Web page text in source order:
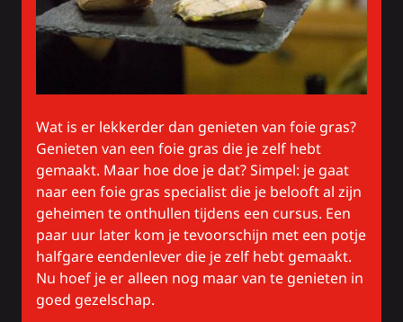
Wat is er lekkerder dan genieten van foie gras?
Genieten van een foie gras die je zelf hebt
gemaakt. Maar hoe doe je dat? Simpel: je gaat
naar een foie gras specialist die je belooft al zijn
geheimen te onthullen tijdens een cursus. Een
paar uur later kom je tevoorschijn met een potje
halfgare eendenlever die je zelf hebt gemaakt.
Nu hoef je er alleen nog maar van te genieten in
goed gezelschap.